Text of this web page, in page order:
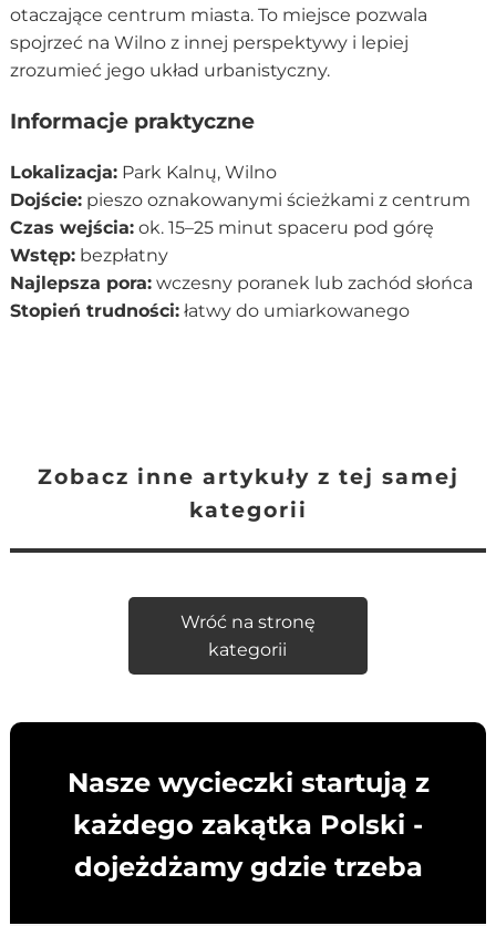
otaczające centrum miasta. To miejsce pozwala
spojrzeć na Wilno z innej perspektywy i lepiej
zrozumieć jego układ urbanistyczny.
Informacje praktyczne
Lokalizacja:Park Kalnų, Wilno
Dojście:pieszo oznakowanymi ścieżkami z centrum
Czas wejścia:ok. 15–25 minut spaceru pod górę
Wstęp:bezpłatny
Najlepsza pora:wczesny poranek lub zachód słońca
Stopień trudności:łatwy do umiarkowanego
Zobacz inne artykuły z tej samej
kategorii
Wróć na stronę
kategorii
Nasze wycieczki startują z
każdego zakątka Polski -
dojeżdżamy gdzie trzeba